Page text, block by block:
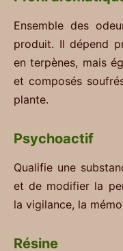
Ensemble des
produit. Il dépend
en terpènes, mais
et composés
plante.
Psychoactif
Qualifie une
et de modifier la
la vigilance, la
Résine